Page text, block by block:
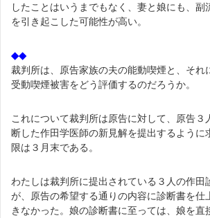
したことはいうまでもなく、妻と娘にも、副
を引き起こした可能性が高い。
◆◆
裁判所は、原告家族の夫の能動喫煙と、それ
受動喫煙被害をどう評価するのだろうか。
これについて裁判所は原告に対して、原告３
断した作田学医師の新見解を提出するように
限は３月末である。
わたしは裁判所に提出されている３人の作田
が、原告の希望する通りの内容に診断書を仕
きなかった。娘の診断書に至っては、娘を直